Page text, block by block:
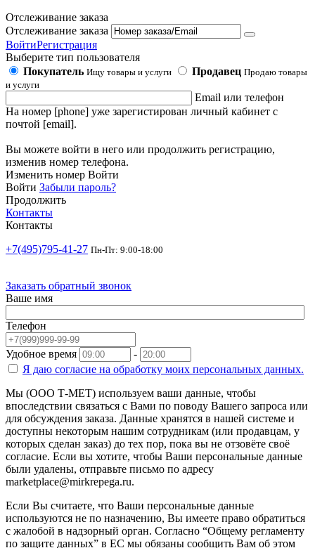
Отслеживание заказа
Отслеживание заказа
ВойтиРегистрация
Выберите тип пользователя
Покупатель Ищу товары и услуги Продавец Продаю товары
и услуги
Email или телефон
На номер [phone] уже зарегистирован личный кабинет с
почтой [email].
Вы можете войти в него или продолжить регистрацию,
изменив номер телефона.
Изменить номер Войти
Войти Забыли пароль?
Продолжить
Контакты
Контакты
+7(495)795-41-27 Пн-Пт: 9:00-18:00
Заказать обратный звонок
Ваше имя
Телефон
Удобное время
-
Я даю согласие на обработку моих персональных данных.
Мы (ООО Т-МЕТ) используем ваши данные, чтобы
впоследствии связаться с Вами по поводу Вашего запроса или
для обсуждения заказа. Данные хранятся в нашей системе и
доступны некоторым нашим сотрудникам (или продавцам, у
которых сделан заказ) до тех пор, пока вы не отзовёте своё
согласие. Если вы хотите, чтобы Ваши персональные данные
были удалены, отправьте письмо по адресу
marketplace@mirkrepega.ru.
Если Вы считаете, что Ваши персональные данные
используются не по назначению, Вы имеете право обратиться
с жалобой в надзорный орган. Согласно “Общему регламенту
по защите данных” в ЕС мы обязаны сообщить Вам об этом